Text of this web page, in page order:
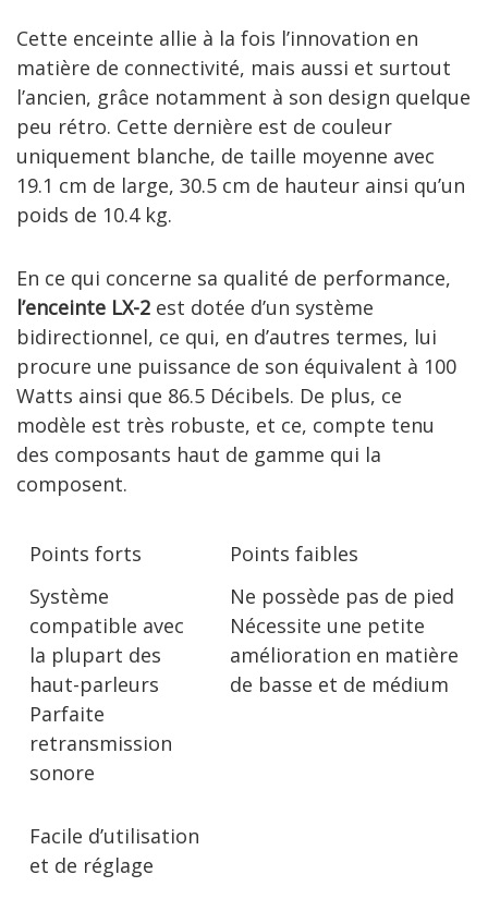
Cette enceinte allie à la fois l’innovation en
matière de connectivité, mais aussi et surtout
l’ancien, grâce notamment à son design quelque
peu rétro. Cette dernière est de couleur
uniquement blanche, de taille moyenne avec
19.1 cm de large, 30.5 cm de hauteur ainsi qu’un
poids de 10.4 kg.
En ce qui concerne sa qualité de performance,
l’enceinte LX-2 est dotée d’un système
bidirectionnel, ce qui, en d’autres termes, lui
procure une puissance de son équivalent à 100
Watts ainsi que 86.5 Décibels. De plus, ce
modèle est très robuste, et ce, compte tenu
des composants haut de gamme qui la
composent.
Points forts
Points faibles
Système
compatible avec
la plupart des
haut-parleurs
Parfaite
retransmission
sonore
Facile d’utilisation
et de réglage
Ne possède pas de pied
Nécessite une petite
amélioration en matière
de basse et de médium